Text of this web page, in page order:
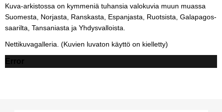
Kuva-arkistossa on kymmeniä tuhansia valokuvia muun muassa
Suomesta, Norjasta, Ranskasta, Espanjasta, Ruotsista, Galapagos-
saarilta, Tansaniasta ja Yhdysvalloista.
Nettikuvagalleria. (Kuvien luvaton käyttö on kielletty)
Error